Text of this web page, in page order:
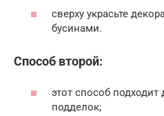
сверху украсьте
бусинами.
Способ второй:
этот способ
подделок;